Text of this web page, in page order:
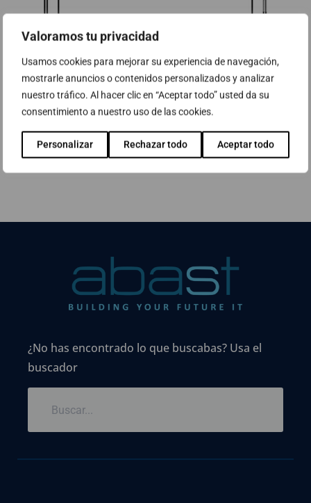
Valoramos tu privacidad
Usamos cookies para mejorar su experiencia de navegación,
mostrarle anuncios o contenidos personalizados y analizar
nuestro tráfico. Al hacer clic en “Aceptar todo” usted da su
consentimiento a nuestro uso de las cookies.
Personalizar Rechazar todo Aceptar todo
¿No has encontrado lo que buscabas? Usa el
buscador